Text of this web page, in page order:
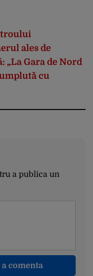
ales de
„La Gara de Nord
cu
a publica un
comenta